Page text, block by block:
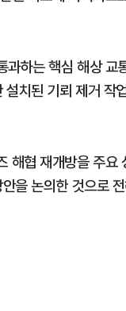
하는 핵심 해상
치된 기뢰 제거 작
해협 재개방을 주
을 논의한 것으로